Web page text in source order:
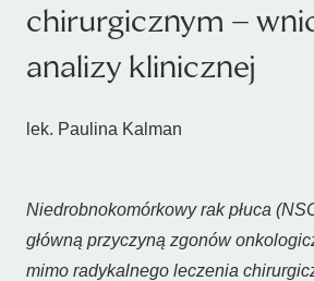
chirurgicznym –
analizy klinicznej
lek. Paulina Kalman
Niedrobnokomórkowy rak płuca
główną przyczyną zgonów
mimo radykalnego leczenia